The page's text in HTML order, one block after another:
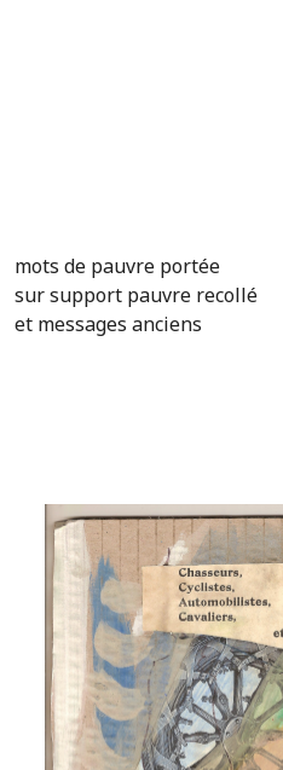
mots de pauvre portée
sur support pauvre recollé
et messages anciens